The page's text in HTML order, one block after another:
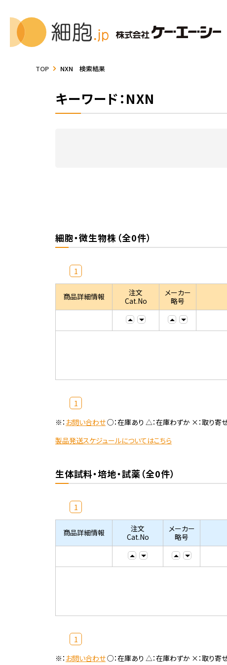
TOP NXN 検索結果
キーワード：NXN
細胞・微生物株（全0件）
1
商品詳細情報
注文
Cat.No
メーカー
略号
1
※： お問い合わせ○：在庫あり △：在庫わずか ×：取り寄
製品発送スケジュールについてはこちら
生体試料・培地・試薬（全0件）
1
商品詳細情報
注文
Cat.No
メーカー
略号
1
※： お問い合わせ○：在庫あり △：在庫わずか ×：取り寄